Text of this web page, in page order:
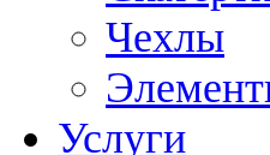
Чехлы
Услуги